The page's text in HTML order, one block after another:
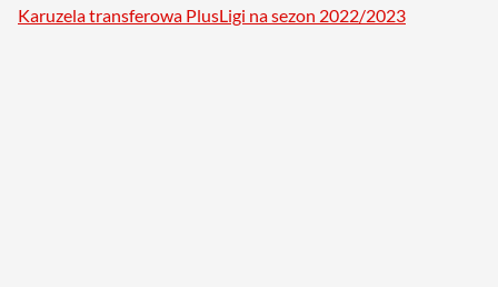
Karuzela transferowa PlusLigi na sezon 2022/2023